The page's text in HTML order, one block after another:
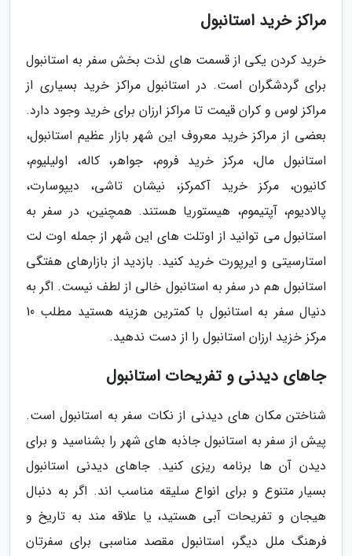
مراکز خرید استانبول
خرید کردن یکی از قسمت های لذت بخش سفر به استانبول
برای گردشگران است. در استانبول مراکز خرید بسیاری از
مراکز لوس و کران قیمت تا مراکز ارزان برای خرید وجود دارد.
بعضی از مراکز خرید معروف این شهر بازار عظیم استانبول،
استانبول مال، مرکز خرید فروم، جواهر، کاله، اولیلیوم،
کانیون، مرکز خرید آکمرکز، نیشان تاشی، دیپوسارت،
پالادیوم، آپتیموم، هیستوریا هستند. همچنین، در سفر به
استانبول می توانید از اوتلت های این شهر از جمله اوت لت
استارسیتی و ایرپورت خرید کنید. بازدید از بازارهای هفتگی
استانبول هم در سفر به استانبول خالی از لطف نیست. اگر به
دنیال سفر به استانبول با کمترین هزینه هستید مطلب 10
مرکز خزید ارزان استانبول را از دست ندهید.
جاهای دیدنی و تفریحات استانبول
شناختن مکان های دیدنی از نکات سفر به استانبول است.
پیش از سفر به استانبول جاذبه های شهر را بشناسید و برای
دیدن آن ها برنامه ریزی کنید. جاهای دیدنی استانبول
بسیار متنوع و برای انواع سلیقه مناسب اند. اگر به دنبال
هیجان و تفریحات آبی هستید، یا علاقه مند به تاریخ و
فرهنگ ملل دیگر، استانبول مقصد مناسبی برای سفرتان